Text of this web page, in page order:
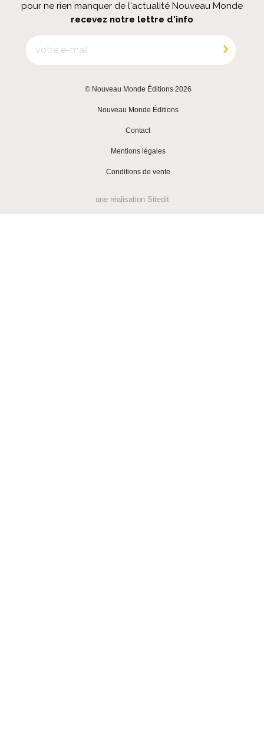
pour ne rien manquer de l'actualité Nouveau Monde
recevez notre lettre d'info
© Nouveau Monde Éditions 2026
Nouveau Monde Éditions
Contact
Mentions légales
Conditions de vente
une réalisation Sitedit